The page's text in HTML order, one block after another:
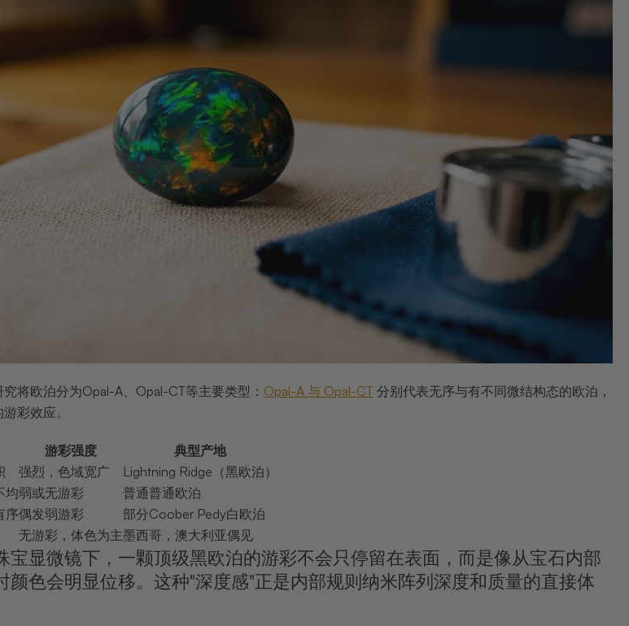
将欧泊分为Opal-A、Opal-CT等主要类型： Opal-A 与 Opal-CT 分别代表无序与有不同微结构态的欧泊，
彩效应。
游彩强度
典型产地
强烈，色域宽广
Lightning Ridge（黑欧泊）
均弱或无游彩
普通普通欧泊
序偶发弱游彩
部分Coober Pedy白欧泊
无游彩，体色为主墨西哥，澳大利亚偶见
宝显微镜下，一颗顶级黑欧泊的游彩不会只停留在表面，而是像从宝石内部
颜色会明显位移。这种"深度感"正是内部规则纳米阵列深度和质量的直接体